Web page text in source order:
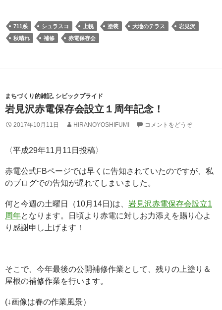
711系 シュラスコ 上幌 塗装 大地のテラス
岩見沢
秋晴れ
補修 赤電保存会
まちづくり的雑記, シビックプライド
岩見沢赤電保存会設立１周年記念！
2017年10月11日 HIRANOYOSHIFUMI コメントをどうぞ
〈平成29年11月11日投稿〉
赤電公式FBページでは早くに告知されていたのですが、私
のブログでの告知が遅れてしまいました。
何と今週の土曜日（10月14日)は、 岩見沢赤電保存会設立1
周年となります。日頃より赤電に対しお力添えを賜り心よ
り感謝申し上げます！
そこで、今年最後の公開補修作業として、残りの上塗り＆
屋根の補修作業を行います。
(↓画像は春の作業風景）